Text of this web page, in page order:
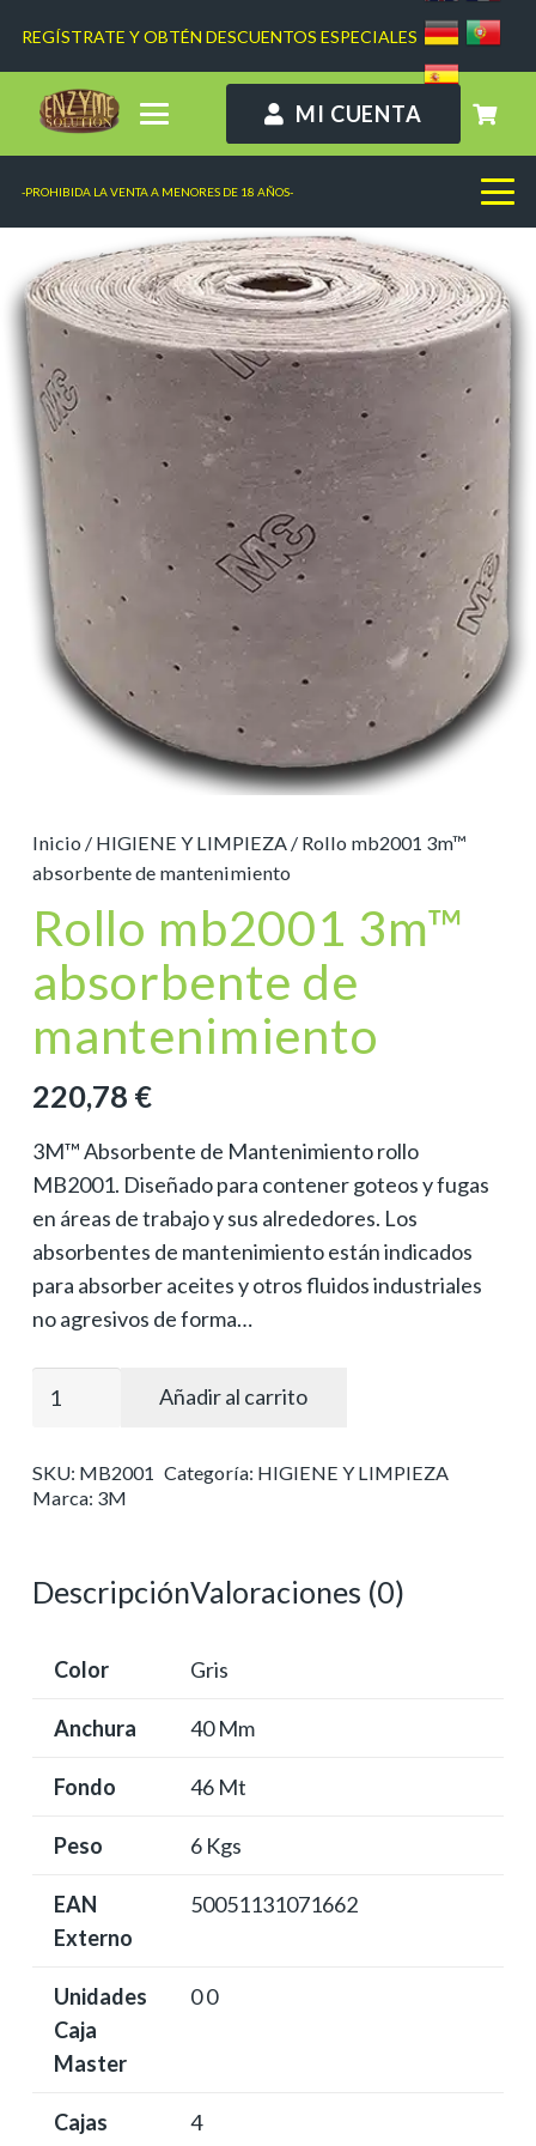
REGÍSTRATE Y OBTÉN DESCUENTOS ESPECIALES
MI CUENTA
-PROHIBIDA LA VENTA A MENORES DE 18 AÑOS-
Inicio / HIGIENE Y LIMPIEZA / Rollo mb2001 3m™
absorbente de mantenimiento
Rollo mb2001 3m™
absorbente de
mantenimiento
220,78 €
3M™ Absorbente de Mantenimiento rollo
MB2001. Diseñado para contener goteos y fugas
en áreas de trabajo y sus alrededores. Los
absorbentes de mantenimiento están indicados
para absorber aceites y otros fluidos industriales
no agresivos de forma…
absorbente
cantidad
Añadir al carrito
SKU: MB2001 Categoría: HIGIENE Y LIMPIEZA
Marca: 3M
DescripciónValoraciones (0)
Color Gris
Anchura 40 Mm
Fondo 46 Mt
Peso 6 Kgs
EAN
Externo
50051131071662
Unidades
Caja
Master
0 0
Cajas
4